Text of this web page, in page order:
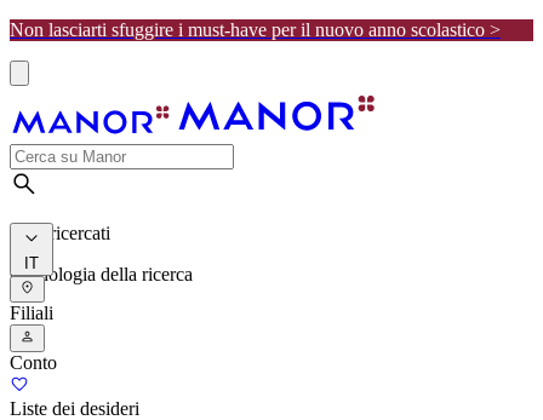
Non lasciarti sfuggire i must-have per il nuovo anno scolastico >
I più ricercati
Cronologia della ricerca
IT
Filiali
Conto
Liste dei desideri